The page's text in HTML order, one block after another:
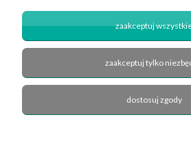
2026 DeHome.pl | Tekstylia domowe
Pierściec | E-mail: dehome@dehome.pl | Tel.:
CYWILNA BARTŁOMIEJ SOBINA,
zaakceptuj
zaakceptuj tylko
dostosuj zgody